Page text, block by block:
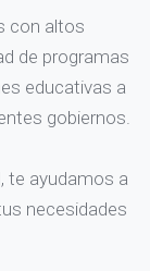
con altos
de programas
educativas a
gobiernos.
te ayudamos a
necesidades